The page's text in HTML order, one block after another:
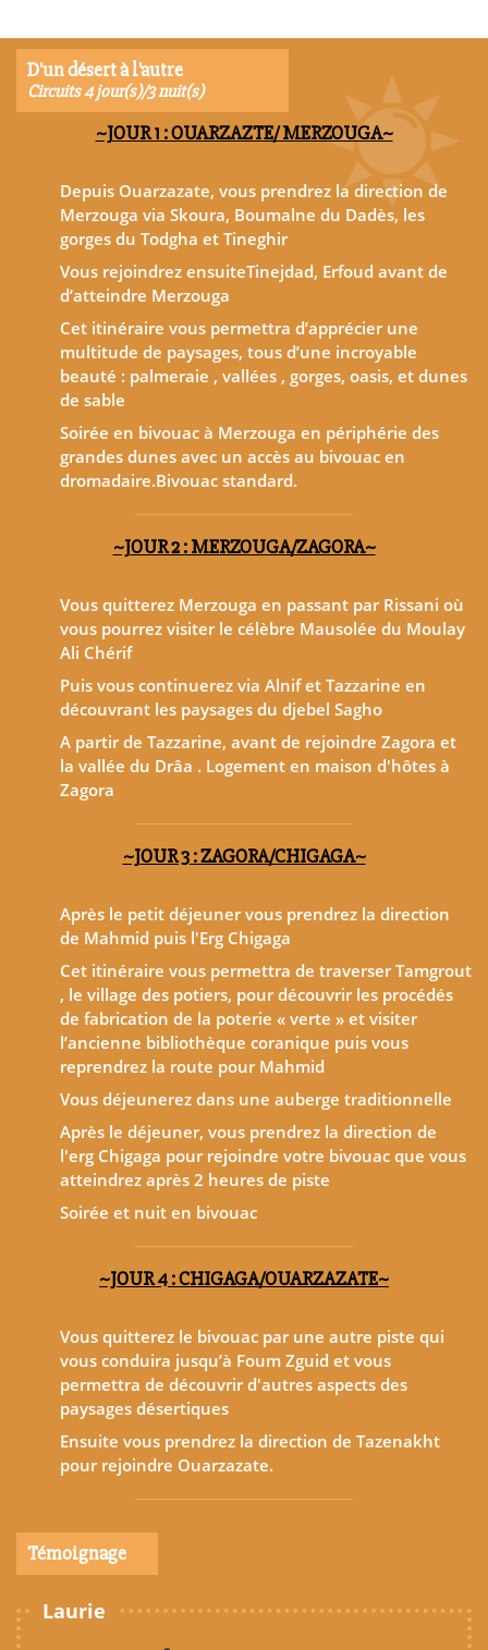
D'un désert à l'autre
Circuits 4 jour(s)/3 nuit(s)
~JOUR 1 : OUARZAZTE/ MERZOUGA~
Depuis Ouarzazate, vous prendrez la direction de
Merzouga via Skoura, Boumalne du Dadès, les
gorges du Todgha et Tineghir
Vous rejoindrez ensuiteTinejdad, Erfoud avant de
d’atteindre Merzouga
Cet itinéraire vous permettra d’apprécier une
multitude de paysages, tous d’une incroyable
beauté : palmeraie , vallées , gorges, oasis, et dunes
de sable
Soirée en bivouac à Merzouga en périphérie des
grandes dunes avec un accès au bivouac en
dromadaire.Bivouac standard.
~JOUR 2 : MERZOUGA/ZAGORA~
Vous quitterez Merzouga en passant par Rissani où
vous pourrez visiter le célèbre Mausolée du Moulay
Ali Chérif
Puis vous continuerez via Alnif et Tazzarine en
découvrant les paysages du djebel Sagho
A partir de Tazzarine, avant de rejoindre Zagora et
la vallée du Drâa . Logement en maison d'hôtes à
Zagora
~JOUR 3 : ZAGORA/CHIGAGA~
Après le petit déjeuner vous prendrez la direction
de Mahmid puis l'Erg Chigaga
Cet itinéraire vous permettra de traverser Tamgrout
, le village des potiers, pour découvrir les procédés
de fabrication de la poterie « verte » et visiter
l’ancienne bibliothèque coranique puis vous
reprendrez la route pour Mahmid
Vous déjeunerez dans une auberge traditionnelle
Après le déjeuner, vous prendrez la direction de
l'erg Chigaga pour rejoindre votre bivouac que vous
atteindrez après 2 heures de piste
Soirée et nuit en bivouac
~JOUR 4 : CHIGAGA/OUARZAZATE~
Vous quitterez le bivouac par une autre piste qui
vous conduira jusqu’à Foum Zguid et vous
permettra de découvrir d'autres aspects des
paysages désertiques
Ensuite vous prendrez la direction de Tazenakht
pour rejoindre Ouarzazate.
Témoignage
Laurie